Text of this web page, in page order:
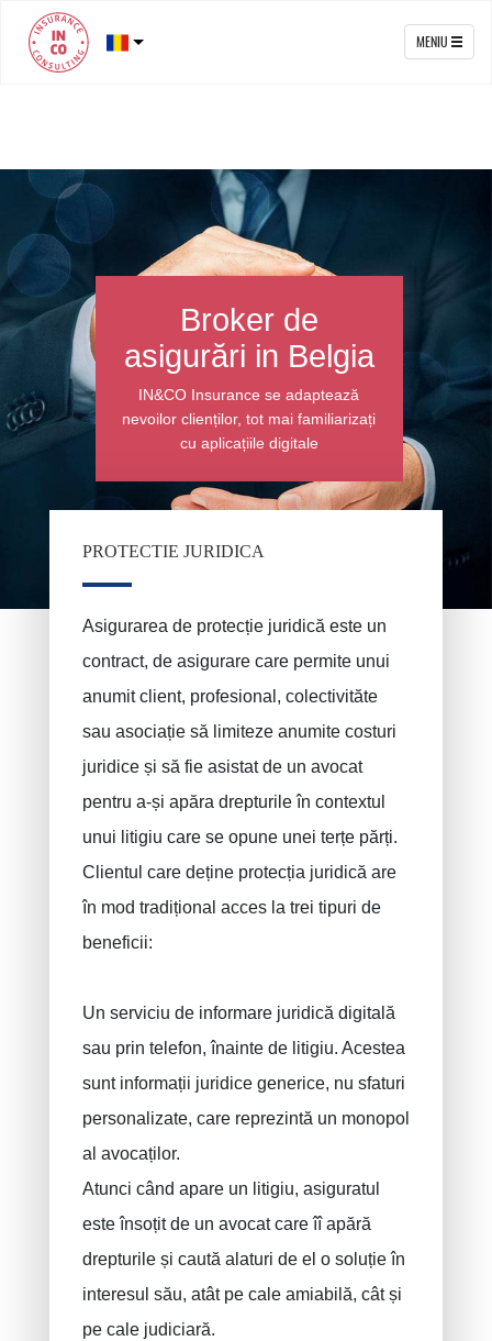
MENIU
Broker de
asigurări in Belgia
IN&CO Insurance se adaptează
nevoilor clienților, tot mai familiarizați
cu aplicațiile digitale
PROTECTIE JURIDICA
Asigurarea de protecție juridică este un
contract, de asigurare care permite unui
anumit client, profesional, colectivităte
sau asociație să limiteze anumite costuri
juridice și să fie asistat de un avocat
pentru a-și apăra drepturile în contextul
unui litigiu care se opune unei terțe părți.
Clientul care deține protecția juridică are
în mod tradițional acces la trei tipuri de
beneficii:
Un serviciu de informare juridică digitală
sau prin telefon, înainte de litigiu. Acestea
sunt informații juridice generice, nu sfaturi
personalizate, care reprezintă un monopol
al avocaților.
Atunci când apare un litigiu, asiguratul
este însoțit de un avocat care îî apără
drepturile și caută alaturi de el o soluție în
interesul său, atât pe cale amiabilă, cât și
pe cale judiciară.
Asigurare incendiu
Asigurări auto
Asigurari de sanatate
Asigurari de familie
Asigurari de viata
Sanatate - Asigurari de Viata
Asigurare funerară
Asigurari acident de munca
Asigurare decenală
Protectie juridica
PLCI pentru independenti
PRUSZYNSKA-SIENKO Iwona Barbara
ERROELEN Frederic
BALAN Gabriel
TILITA Alexandru
BUJOR Alexandru
VAN BOUWEL Cornelia